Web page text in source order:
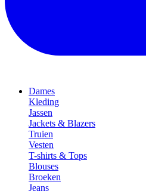
Dames
Kleding
Jassen
Jackets & Blazers
Truien
Vesten
T-shirts & Tops
Blouses
Broeken
Jeans